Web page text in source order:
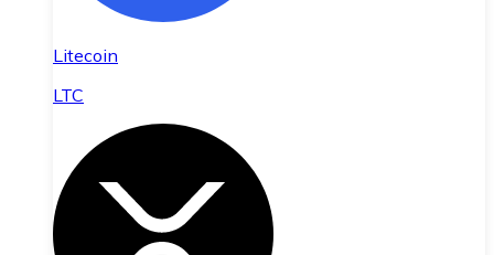
Litecoin
LTC